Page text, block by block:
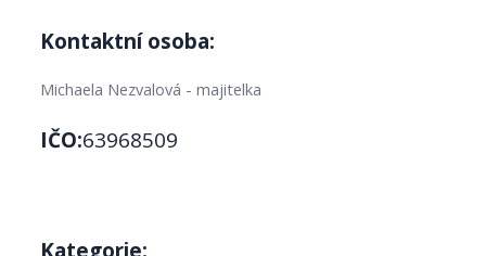
Kontaktní osoba:
Michaela Nezvalová - majitelka
IČO:63968509
Kategorie: